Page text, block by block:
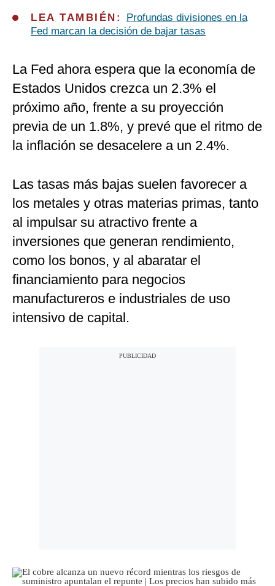
LEA TAMBIÉN:
Profundas divisiones en la
Fed marcan la decisión de bajar tasas
La Fed ahora espera que la economía de
Estados Unidos crezca un 2.3% el
próximo año, frente a su proyección
previa de un 1.8%, y prevé que el ritmo de
la inflación se desacelere a un 2.4%.
Las tasas más bajas suelen favorecer a
los metales y otras materias primas, tanto
al impulsar su atractivo frente a
inversiones que generan rendimiento,
como los bonos, y al abaratar el
financiamiento para negocios
manufactureros e industriales de uso
intensivo de capital.